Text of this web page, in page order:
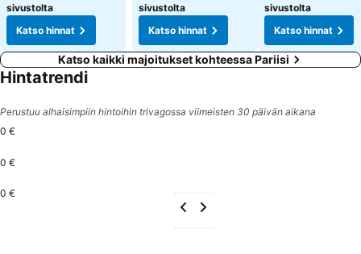
sivustolta
Katso hinnat
sivustolta
Katso hinnat
sivustolta
Katso hinnat
Katso kaikki majoitukset kohteessa Pariisi
Hintatrendi
Perustuu alhaisimpiin hintoihin trivagossa viimeisten 30 päivän aikana
0 €
0 €
0 €